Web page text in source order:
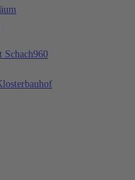
Schach960